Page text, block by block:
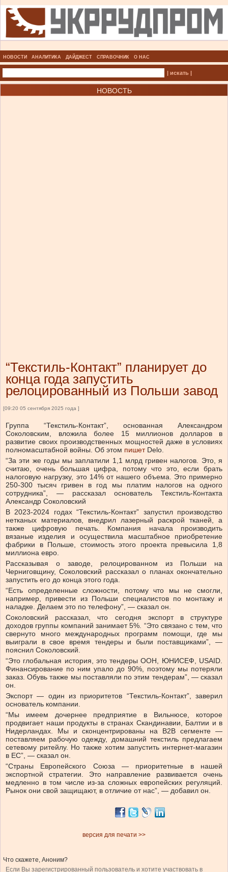
НОВОСТИ АНАЛИТИКА ДАЙДЖЕСТ СПРАВОЧНИК О НАС
| искать |
НОВОСТЬ
“Текстиль-Контакт” планирует до
конца года запустить
релоцированный из Польши завод
[09:20 05 сентября 2025 года ]
Группа “Текстиль-Контакт”, основанная Александром
Соколовским, вложила более 15 миллионов долларов в
развитие своих производственных мощностей даже в условиях
полномасштабной войны. Об этом пишет Delo.
“За эти же годы мы заплатили 1,1 млрд гривен налогов. Это, я
считаю, очень большая цифра, потому что это, если брать
налоговую нагрузку, это 14% от нашего объема. Это примерно
250-300 тысяч гривен в год мы платим налогов на одного
сотрудника”, — рассказал основатель Текстиль-Контакта
Александр Соколовский
В 2023-2024 годах “Текстиль-Контакт” запустил производство
нетканых материалов, внедрил лазерный раскрой тканей, а
также цифровую печать. Компания начала производить
вязаные изделия и осуществила масштабное приобретение
фабрики в Польше, стоимость этого проекта превысила 1,8
миллиона евро.
Рассказывая о заводе, релоцированном из Польши на
Черниговщину, Соколовский рассказал о планах окончательно
запустить его до конца этого года.
“Есть определенные сложности, потому что мы не смогли,
например, привести из Польши специалистов по монтажу и
наладке. Делаем это по телефону”, — сказал он.
Соколовский рассказал, что сегодня экспорт в структуре
доходов группы компаний занимает 5%. “Это связано с тем, что
свернуто много международных программ помощи, где мы
выиграли в свое время тендеры и были поставщиками”, —
пояснил Соколовский.
“Это глобальная история, это тендеры ООН, ЮНИСЕФ, USAID.
Финансирование по ним упало до 90%, поэтому мы потеряли
заказ. Обувь также мы поставляли по этим тендерам”, — сказал
он.
Экспорт — один из приоритетов “Текстиль-Контакт”, заверил
основатель компании.
“Мы имеем дочернее предприятие в Вильнюсе, которое
продвигает наши продукты в странах Скандинавии, Балтии и в
Нидерландах. Мы и сконцентрированы на B2B сегменте —
поставляем рабочую одежду, домашний текстиль предлагаем
сетевому ритейлу. Но также хотим запустить интернет-магазин
в ЕС”, — сказал он.
“Страны Европейского Союза — приоритетные в нашей
экспортной стратегии. Это направление развивается очень
медленно в том числе из-за сложных европейских регуляций.
Рынок они свой защищают, в отличие от нас”, — добавил он.
версия для печати >>
Что скажете, Аноним?
Если Вы зарегистрированный пользователь и хотите участвовать в